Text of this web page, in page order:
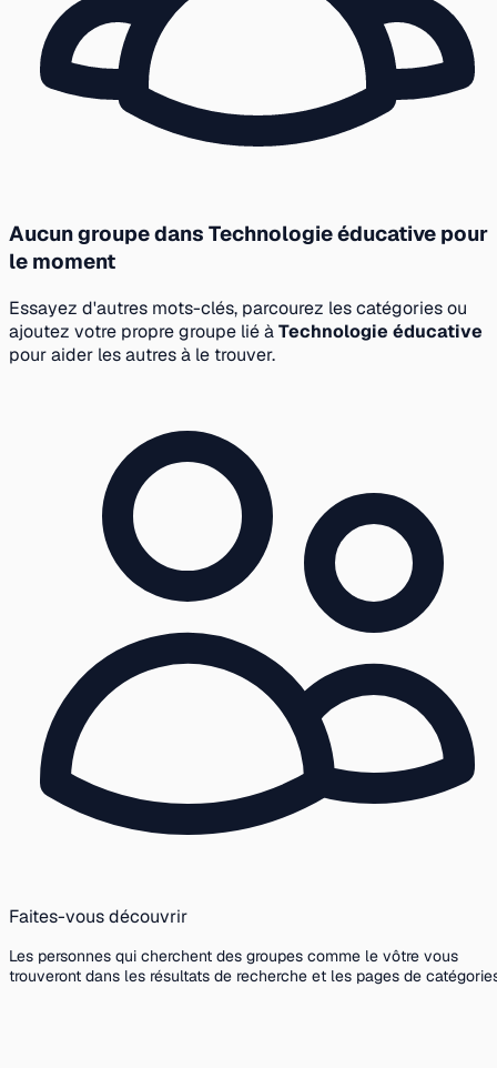
Aucun groupe dans Technologie éducative pour
le moment
Essayez d'autres mots-clés, parcourez les catégories ou
ajoutez votre propre groupe lié àTechnologie éducative
pour aider les autres à le trouver.
Faites-vous découvrir
Les personnes qui cherchent des groupes comme le vôtre vous
trouveront dans les résultats de recherche et les pages de